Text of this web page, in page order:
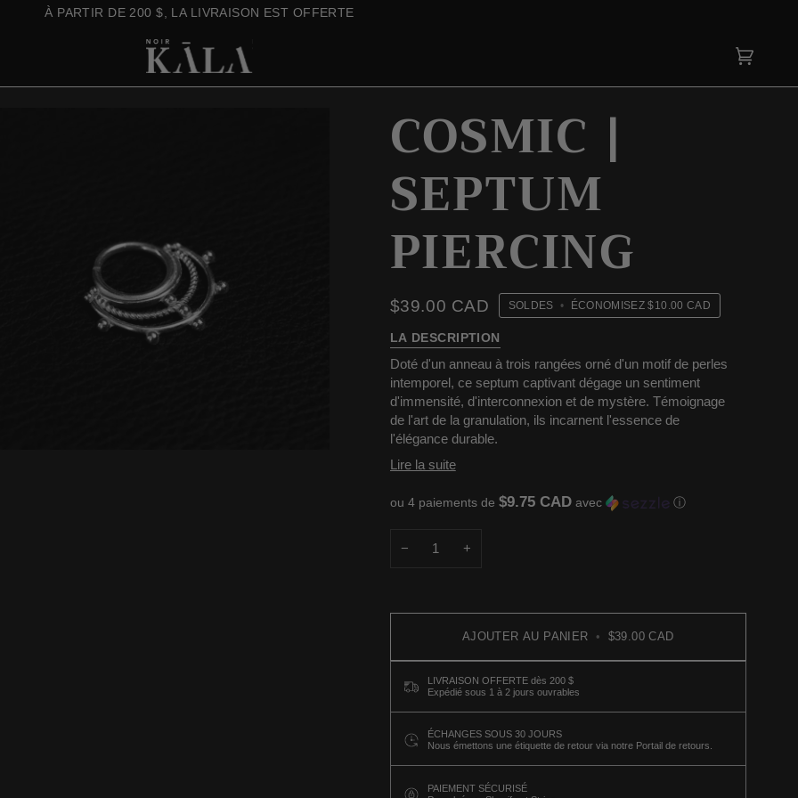
$, LA LIVRAISON EST OFFERTE
Panier
COSMIC |
SEPTUM
PIERCING
$39.00 CAD SOLDES • ÉCONOMISEZ$10.00 CAD
LA DESCRIPTION
Doté d'un anneau à trois rangées orné d'un motif de perles
intemporel, ce septum captivant dégage un sentiment
d'immensité, d'interconnexion et de mystère. Témoignage
de l'art de la granulation, ils incarnent l'essence de
l'élégance durable.
Lire la suite
ou 4 paiements de $9.75 CADavec ⓘ
− +
AJOUTER AU PANIER • $39.00 CAD
LIVRAISON OFFERTE dès 200 $
Expédié sous 1 à 2 jours ouvrables
ÉCHANGES SOUS 30 JOURS
Nous émettons une étiquette de retour via notre Portail de retours.
PAIEMENT SÉCURISÉ